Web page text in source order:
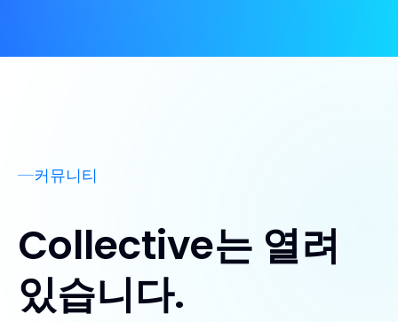
커뮤니티
Collective는 열려
있습니다.